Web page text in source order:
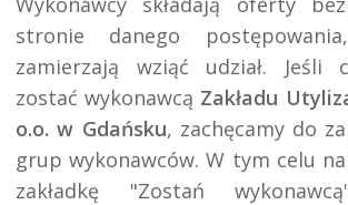
stronie danego
zamierzają wziąć udział. Jeśli
zostać wykonawcą Zakładu
o.o. w Gdańsku, zachęcamy do
grup wykonawców. W tym celu
zakładkę "Zostań